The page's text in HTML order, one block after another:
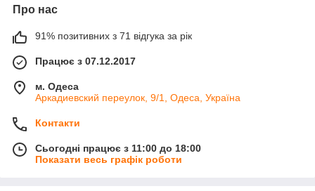
Про нас
91% позитивних з 71 відгука за рік
Працює з 07.12.2017
м. Одеса
Аркадиевский переулок, 9/1, Одеса, Україна
Контакти
Сьогодні працює з 11:00 до 18:00
Показати весь графік роботи